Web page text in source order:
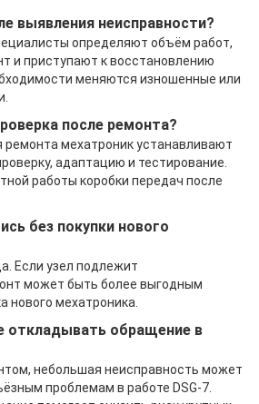
выявления неисправности?
определяют объём работ,
и приступают к восстановлению
меняются изношенные или
после ремонта?
мехатроник устанавливают
адаптацию и тестирование.
работы коробки передач после
без покупки нового
Если узел подлежит
может быть более выгодным
нового мехатроника.
откладывать обращение в
небольшая неисправность может
проблемам в работе DSG-7.